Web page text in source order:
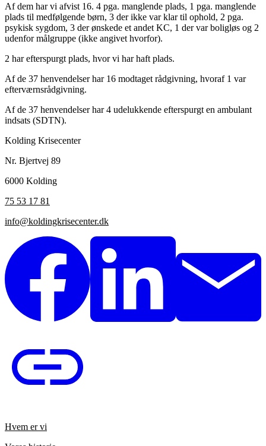
Af dem har vi afvist 16. 4 pga. manglende plads, 1 pga. manglende
plads til medfølgende børn, 3 der ikke var klar til ophold, 2 pga.
psykisk sygdom, 3 der ønskede et andet KC, 1 der var boligløs og 2
udenfor målgruppe (ikke angivet hvorfor).
2 har efterspurgt plads, hvor vi har haft plads.
Af de 37 henvendelser har 16 modtaget rådgivning, hvoraf 1 var
efterværnsrådgivning.
Af de 37 henvendelser har 4 udelukkende efterspurgt en ambulant
indsats (SDTN).
Kolding Krisecenter
Nr. Bjertvej 89
6000 Kolding
75 53 17 81
info@koldingkrisecenter.dk
Hvem er vi